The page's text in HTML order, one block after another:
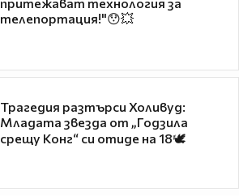
телепортация!"😯💥
Трагедия разтърси Холивуд:
Младата звезда от „Годзила
срещу Конг“ си отиде на 18🕊️